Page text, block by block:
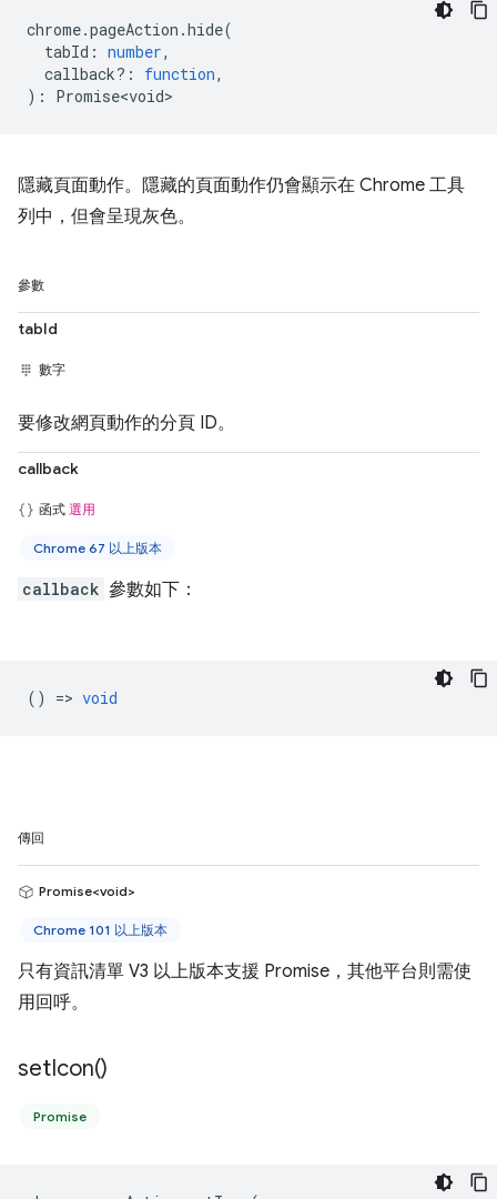
chrome.pageAction .hide(
tabId : number,
callback? : function,
) : Promise<void>
隱藏頁面動作。隱藏的頁面動作仍會顯示在 Chrome 工具
列中，但會呈現灰色。
參數
tabId
數字
要修改網頁動作的分頁 ID。
callback
函式 選用
Chrome 67 以上版本
callback 參數如下：
() => void
傳回
Promise<void>
Chrome 101 以上版本
只有資訊清單 V3 以上版本支援 Promise，其他平台則需使
用回呼。
setIcon()
Promise